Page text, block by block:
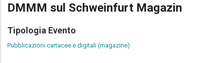
DMMM sul Schweinfurt Magazin
Tipologia Evento
Pubblicazioni cartacee e digitali (magazine)